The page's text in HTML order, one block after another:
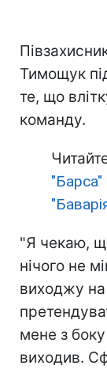
Тимощук
те, що
команду.
"Барса"
"Я чекаю,
нічого не
виходжу
мене з
виходив.